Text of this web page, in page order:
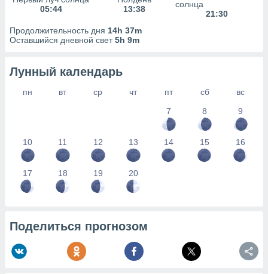
05:44
13:38
солнца
21:30
Продолжительность дня 14h 37m
Оставшийся дневной свет5h 9m
Лунный календарь
пн вт ср чт пт сб
вс
7
8 9
10 11 12 13 14 15 16
17 18 19 20
Поделиться прогнозом